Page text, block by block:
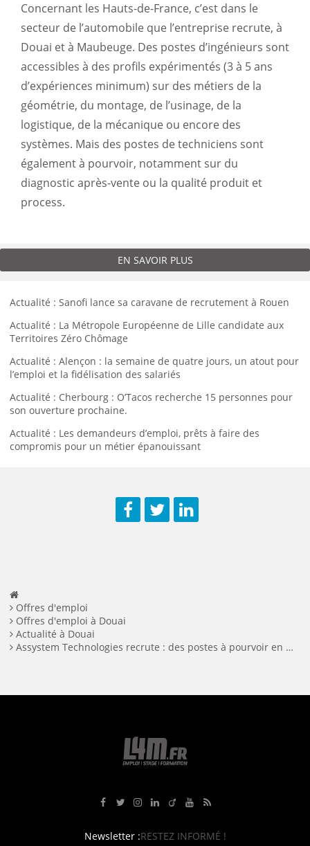
Concernant les Hauts-de-France, c’est dans le
secteur de l’automobile que l’entreprise recrute, à
Douai et à Maubeuge. Des postes d’ingénieurs sont
accessibles à des profils expérimentés (3 à 5 ans
d’expériences minimum) sur des métiers de la
géométrie, du montage, de l’usinage, de la
logistique, de la mécanique ou encore des
systèmes. Mais des postes de techniciens sont
également à pourvoir, notamment sur du
diagnostic après-vente ou la qualité produit et
process.
EN SAVOIR PLUS
Actualité : Sanofi lance sa caravane de recrutement à Rouen
Actualité : La Métropole Européenne de Lille candidate aux
Territoires Zéro Chômage
Actualité : Alençon : la semaine de quatre jours, un atout pour
l’emploi et la fidélisation des salariés
Actualité : Cherbourg : O’Tacos recherche 15 personnes pour
son ouverture prochaine.
Actualité : Les demandeurs d’emploi, prêts à faire des
compromis pour un métier épanouissant
Offres d'emploi
Offres d'emploi à Douai
Actualité à Douai
Assystem Technologies recrute : des postes à pourvoir en Hauts-de-France
Newsletter :RESTEZ INFORMÉ !